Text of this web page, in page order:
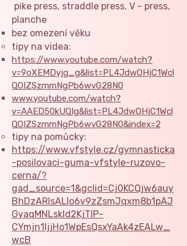
pike press, straddle press, V - press,
planche
bez omezení věku​
tipy na videa:
https://www.youtube.com/watch?
v=9oXEMDyjg_g&list=PL4JdwOHjC1Wcl
QOIZSzmmNgPb6wvG28N0
www.youtube.com/watch?
v=AAED50kUQIg&list=PL4JdwOHjC1Wcl
QOIZSzmmNgPb6wvG28N0&index=2
tipy na pomůcky:
https://www.vfstyle.cz/gymnasticka
-posilovaci-guma-vfstyle-ruzovo-
cerna/?
gad_source=1&gclid=Cj0KCQjw6auy
BhDzARIsALIo6v9zZsmJqxm8b1pAJ
GyaqMNLskId2KjTlP-
CYmjn1IjjHo1WpEsQsxYaAk4zEALw_
wcB​